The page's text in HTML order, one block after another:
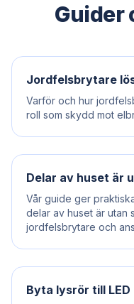
Guider
Jordfelsbrytare
Varför och hur
roll som skydd mot
Delar av huset är
Vår guide ger
delar av huset är utan
jordfelsbrytare och
Byta lysrör till LED